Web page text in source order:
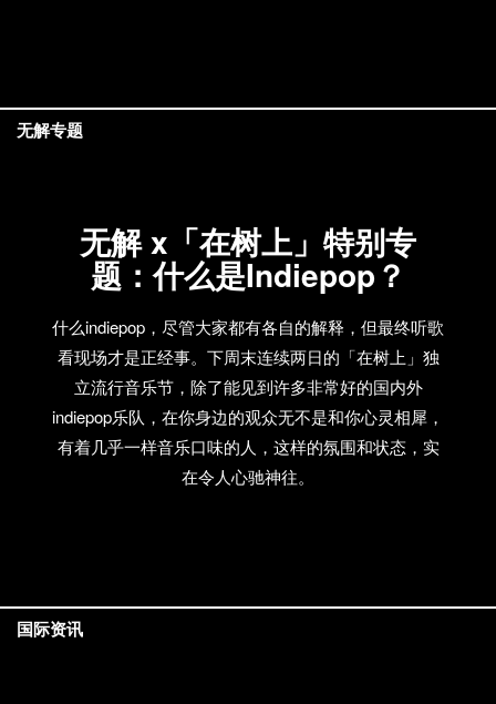
无解 x「在树上」特别专
题：什么是Indiepop？
什么indiepop，尽管大家都有各自的解释，但最终听歌
看现场才是正经事。下周末连续两日的「在树上」独
立流行音乐节，除了能见到许多非常好的国内外
indiepop乐队，在你身边的观众无不是和你心灵相犀，
有着几乎一样音乐口味的人，这样的氛围和状态，实
在令人心驰神往。
无解专题
国际资讯